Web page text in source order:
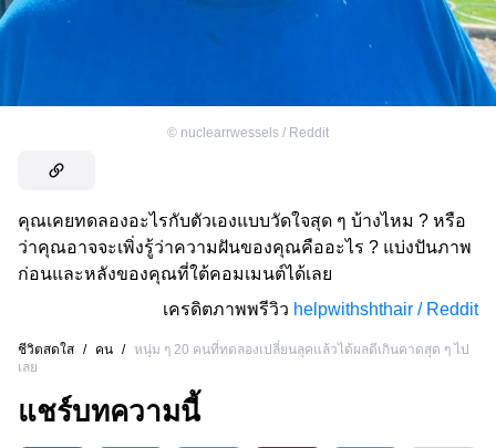
© nuclearrwessels / Reddit
คุณเคยทดลองอะไรกับตัวเองแบบวัดใจสุด ๆ บ้างไหม ? หรือ
ว่าคุณอาจจะเพิ่งรู้ว่าความฝันของคุณคืออะไร ? แบ่งปันภาพ
ก่อนและหลังของคุณที่ใต้คอมเมนต์ได้เลย
เครดิตภาพพรีวิว helpwithshthair / Reddit
ชีวิตสดใส / คน / หนุ่ม ๆ 20 คนที่ทดลองเปลี่ยนลุคแล้วได้ผลดีเกินคาดสุด ๆ ไป
เลย
แชร์บทความนี้